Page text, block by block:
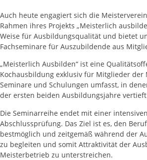
Auch heute engagiert sich die
Rahmen ihres Projekts „Meisterlich
Weise für Ausbildungsqualität und bietet
Fachseminare für Auszubildende aus
„Meisterlich Ausbilden“ ist eine
Kochausbildung exklusiv für Mitglieder der
Seminare und Schulungen umfasst, in
der ersten beiden Ausbildungsjahre
Die Seminarreihe endet mit einer
Abschlussprüfung. Das Ziel ist es, den
bestmöglich und zeitgemäß während der
zu begleiten und somit Attraktivität der
Meisterbetrieb zu unterstreichen.